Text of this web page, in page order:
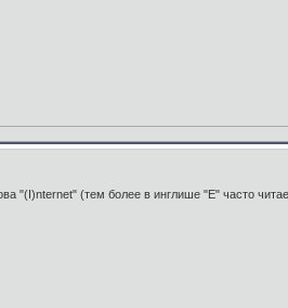
"(I)nternet" (тем более в инглише "E" часто